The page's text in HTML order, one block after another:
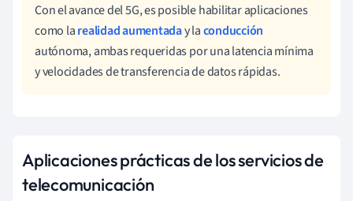
Con el avance del 5G, es posible habilitar aplicaciones
como larealidad aumentaday laconducción
autónoma, ambas requeridas por una latencia mínima
y velocidades de transferencia de datos rápidas.
Aplicaciones prácticas de los servicios de
telecomunicación